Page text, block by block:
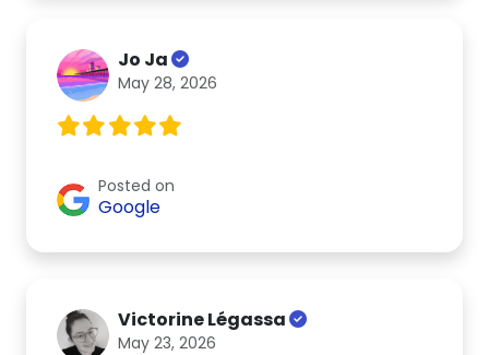
Jo Ja
May 28, 2026
Posted on
Google
Victorine Légassa
May 23, 2026